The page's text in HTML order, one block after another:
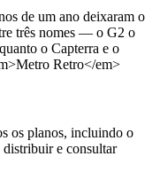
de um ano deixaram o
três nomes — o G2 o
o Capterra e o
Retro</em>
os planos, incluindo o
e consultar